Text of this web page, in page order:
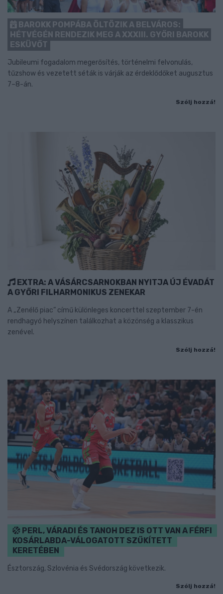
BAROKK POMPÁBA ÖLTÖZIK A BELVÁROS:
HÉTVÉGÉN RENDEZIK MEG A XXXIII. GYŐRI BAROKK
ESKÜVŐT
Jubileumi fogadalom megerősítés, történelmi felvonulás,
tűzshow és vezetett séták is várják az érdeklődőket augusztus
7–8-án.
Szólj hozzá!
EXTRA: A VÁSÁRCSARNOKBAN NYITJA ÚJ ÉVADÁT
A GYŐRI FILHARMONIKUS ZENEKAR
A „Zenélő piac” című különleges koncerttel szeptember 7-én
rendhagyó helyszínen találkozhat a közönség a klasszikus
zenével.
Szólj hozzá!
PERL, VÁRADI ÉS TANOH DEZ IS OTT VAN A FÉRFI
KOSÁRLABDA-VÁLOGATOTT SZŰKÍTETT
KERETÉBEN
Észtország, Szlovénia és Svédország következik.
Szólj hozzá!